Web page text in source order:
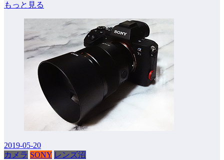
もっと見る
2019-05-20
カメラ SONY レンズ沼